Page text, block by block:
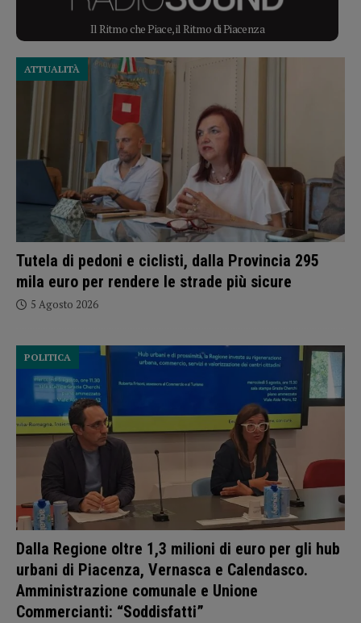
Il Ritmo che Piace, il Ritmo di Piacenza
Tutela di pedoni e ciclisti, dalla Provincia 295
mila euro per rendere le strade più sicure
ATTUALITÀ
5 Agosto 2026
Dalla Regione oltre 1,3 milioni di euro per gli hub
urbani di Piacenza, Vernasca e Calendasco.
Amministrazione comunale e Unione
Commercianti: “Soddisfatti”
POLITICA